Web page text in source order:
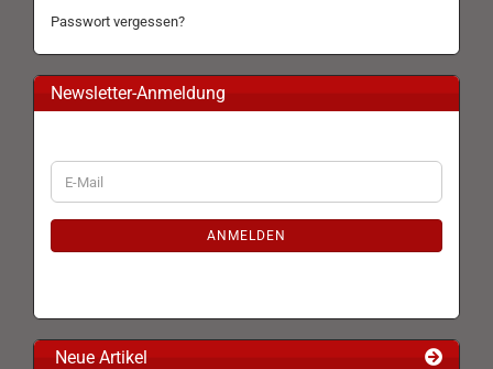
Passwort vergessen?
Newsletter-Anmeldung
WEITER
ZUR
E-
Mail
ANMELDEN
Neue Artikel